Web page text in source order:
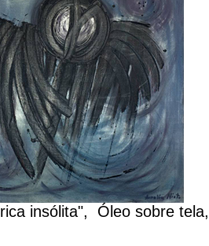
rica insólita", Óleo sobre